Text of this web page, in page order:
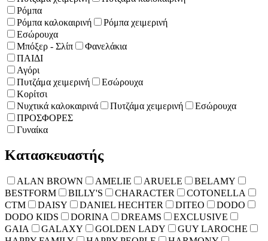
Ρόμπα
Ρόμπα καλοκαιρινή
Ρόμπα χειμερινή
Εσώρουχα
Μπόξερ - Σλίπ
Φανελάκια
ΠΑΙΔΙ
Αγόρι
Πυτζάμα χειμερινή
Εσώρουχα
Κορίτσι
Νυχτικά καλοκαιρινά
Πυτζάμα χειμερινή
Εσώρουχα
ΠΡΟΣΦΟΡΕΣ
Γυναίκα
Κατασκευαστής
ALAN BROWN AMELIE ARUELE
BELAMY
BESTFORM
BILLY'S CHARACTER
COTONELLA
CTM
DAISY DANIEL HECHTER DITEO
DODO
DODO KIDS
DORINA DREAMS
EXCLUSIVE
GAIA
GALAXY GOLDEN LADY
GUY LAROCHE